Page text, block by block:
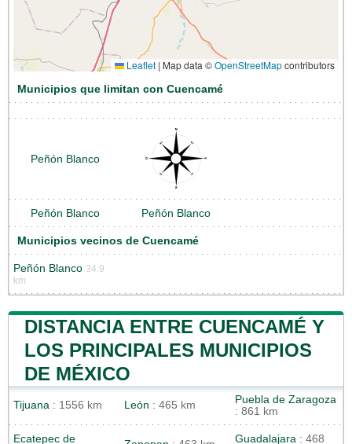
Leaflet | Map data ©OpenStreetMapcontributors
Municipios que limitan con Cuencamé
Peñón Blanco
Peñón Blanco Peñón Blanco
Municipios vecinos de Cuencamé
Peñón Blanco 34.9
km
DISTANCIA ENTRE CUENCAMÉ Y
LOS PRINCIPALES MUNICIPIOS
DE MÉXICO
Tijuana : 1556 km León : 465 km
Puebla de Zaragoza
: 861 km
Ecatepec de
Guadalajara : 468